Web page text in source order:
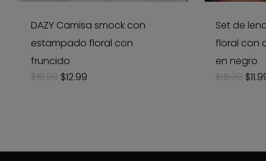
DAZY Camisa smock con
estampado floral con
fruncido
$18.99 Original
price
$12.99Current
Set de
floral con
en negro
$15.99 $